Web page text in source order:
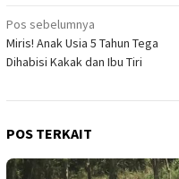
Navigasi
pos
Pos sebelumnya
Miris! Anak Usia 5 Tahun Tega
Dihabisi Kakak dan Ibu Tiri
POS TERKAIT